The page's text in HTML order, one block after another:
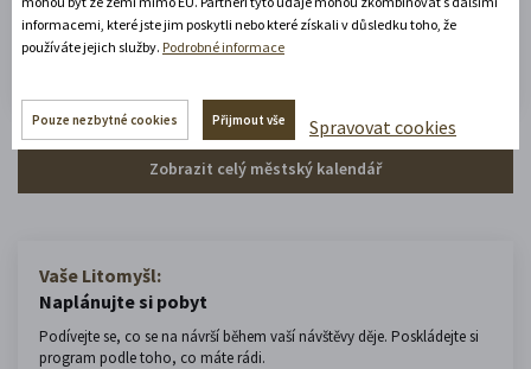
Zobrazit celou otevírací dobu
Zobrazit celý městský kalendář
Vaše Litomyšl:
Naplánujte si pobyt
Podívejte se, co se na návrší během vaší návštěvy děje. Poskládejte si
program podle toho, co máte rádi.
informacemi, které jste jim poskytli nebo které získali v důsledku toho, že
používáte jejich služby. Podrobné informace
Pouze nezbytné cookies Přijmout vše Spravovat cookies